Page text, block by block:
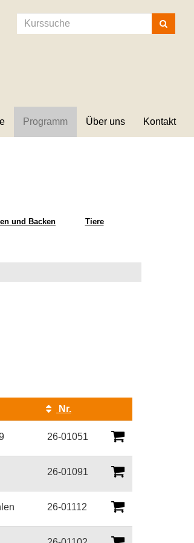
Kurse
suchen
Programm Über uns Kontakt
und Backen Tiere
Nr.
Kursstatus
26-01051
26-01091
26-01112